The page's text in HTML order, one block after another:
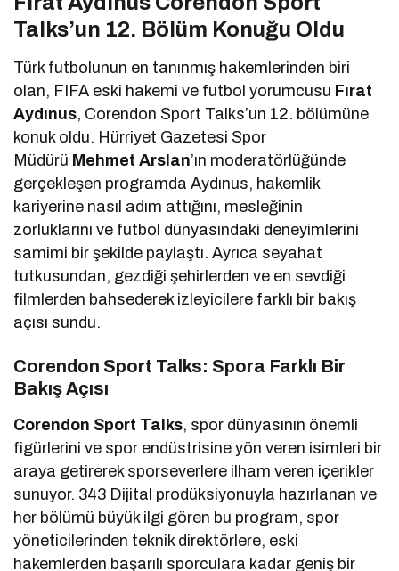
Talks’un 12. Bölüm Konuğu Oldu
Türk futbolunun en tanınmış hakemlerinden biri
olan, FIFA eski hakemi ve futbol yorumcusu Fırat
Aydınus, Corendon Sport Talks’un 12. bölümüne
konuk oldu. Hürriyet Gazetesi Spor
Müdürü Mehmet Arslan’ın moderatörlüğünde
gerçekleşen programda Aydınus, hakemlik
kariyerine nasıl adım attığını, mesleğinin
zorluklarını ve futbol dünyasındaki deneyimlerini
samimi bir şekilde paylaştı. Ayrıca seyahat
tutkusundan, gezdiği şehirlerden ve en sevdiği
filmlerden bahsederek izleyicilere farklı bir bakış
açısı sundu.
Corendon Sport Talks: Spora Farklı Bir
Bakış Açısı
Corendon Sport Talks, spor dünyasının önemli
figürlerini ve spor endüstrisine yön veren isimleri bir
araya getirerek sporseverlere ilham veren içerikler
sunuyor. 343 Dijital prodüksiyonuyla hazırlanan ve
her bölümü büyük ilgi gören bu program, spor
yöneticilerinden teknik direktörlere, eski
hakemlerden başarılı sporculara kadar geniş bir